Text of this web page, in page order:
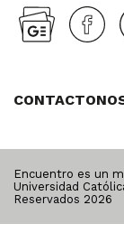
CONTACTO
Encuentro es un
Universidad
Reservados 2026